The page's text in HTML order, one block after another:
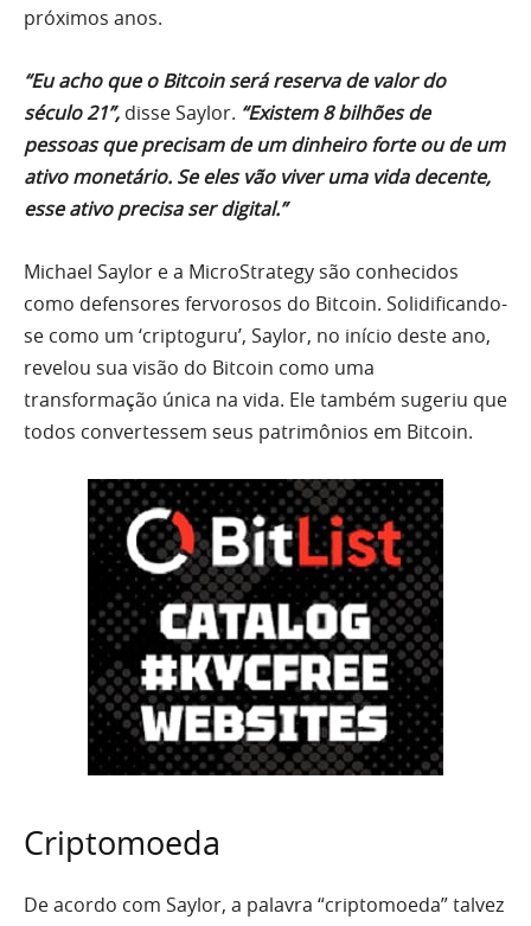
próximos anos.
“Eu acho que o Bitcoin será reserva de valor do
século 21”, disse Saylor. “Existem 8 bilhões de
pessoas que precisam de um dinheiro forte ou de um
ativo monetário. Se eles vão viver uma vida decente,
esse ativo precisa ser digital.”
Michael Saylor e a MicroStrategy são conhecidos
como defensores fervorosos do Bitcoin. Solidificando-
se como um ‘criptoguru’, Saylor, no início deste ano,
revelou sua visão do Bitcoin como uma
transformação única na vida. Ele também sugeriu que
todos convertessem seus patrimônios em Bitcoin.
Criptomoeda
De acordo com Saylor, a palavra “criptomoeda” talvez